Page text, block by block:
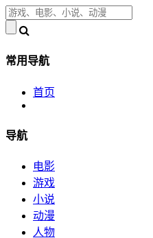
常用导航
首页
导航
电影
游戏
小说
动漫
人物